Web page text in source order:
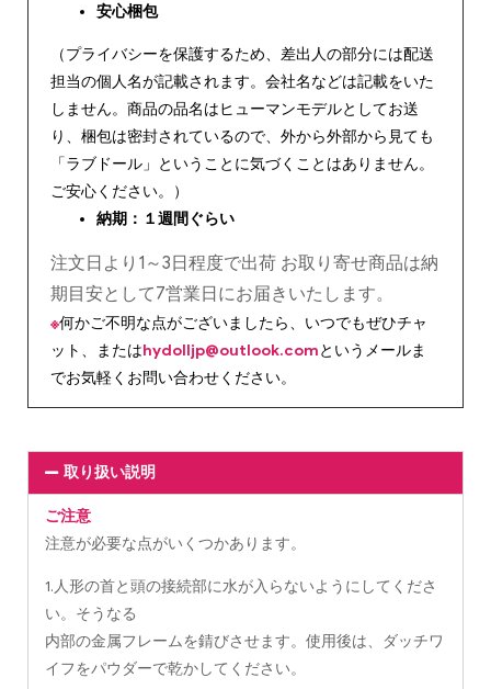
安心梱包
（プライバシーを保護するため、差出人の部分には配送
担当の個人名が記載されます。会社名などは記載をいた
しません。商品の品名はヒューマンモデルとしてお送
り、梱包は密封されているので、外から外部から見ても
「ラブドール」ということに気づくことはありません。
ご安心ください。）
納期：１週間ぐらい
注文日より1～3日程度で出荷 お取り寄せ商品は納
期目安として7営業日にお届きいたします。
※何かご不明な点がございましたら、いつでもぜひチャ
ット、またはhydolljp@outlook.comというメールま
でお気軽くお問い合わせください。
取り扱い説明
ご注意
注意が必要な点がいくつかあります。
1.人形の首と頭の接続部に水が入らないようにしてくださ
い。そうなる
内部の金属フレームを錆びさせます。使用後は、ダッチワ
イフをパウダーで乾かしてください。